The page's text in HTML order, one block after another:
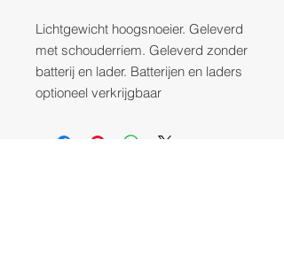
Lichtgewicht hoogsnoeier. Geleverd
met schouderriem. Geleverd zonder
batterij en lader. Batterijen en laders
optioneel verkrijgbaar